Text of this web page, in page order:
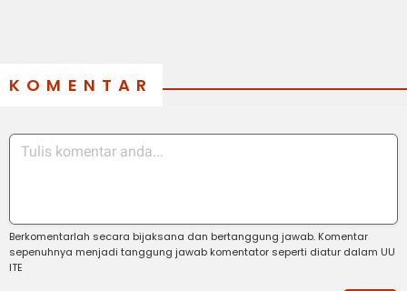
KOMENTAR
Berkomentarlah secara bijaksana dan bertanggung jawab. Komentar
sepenuhnya menjadi tanggung jawab komentator seperti diatur dalam UU
ITE